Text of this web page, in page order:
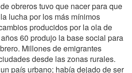
obreros tuvo que nacer para que
lucha por los más mínimos
producidos por la ola de
60 produjo la base social para
Millones de emigrantes
desde las zonas rurales.
país urbano; había dejado de ser